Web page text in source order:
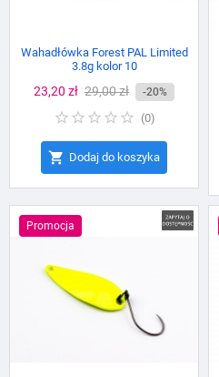
Wahadłówka Forest PAL Limited
3.8g kolor 10
Cena
23,20 zł Cena
podstawowa
29,00 zł -20%
(0)
 Dodaj do koszyka
Promocja